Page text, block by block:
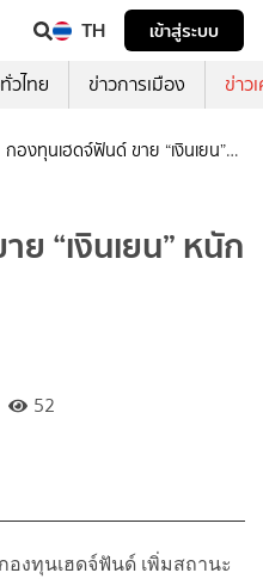
TH
เข้าสู่ระบบ
วไทย ข่าวการเมือง ข่าว
กองทุนเฮดจ์ฟันด์ ขาย “เงินเยน”
“เงินเยน” หนัก
52
องทุนเฮดจ์ฟันด์ เพิ่มสถานะ